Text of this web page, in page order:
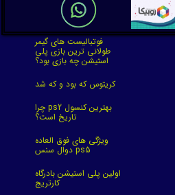
★
فوتبالیست های گیمر
طولانی ترین بازی پلی
استیشن چه بازی بود؟
کریتوس که بود و که شد
چرا ps2 بهترین کنسول
تاریخ است؟
ویژگی های فوق العاده
دوال سنس ps5
اولین پلی استیشن بادرگاه
کارتریج